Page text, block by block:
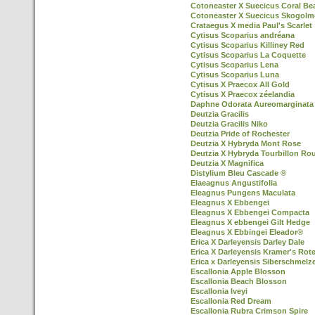
Cotoneaster X Suecicus Coral
Cotoneaster X Suecicus
Crataegus X media Paul's Scarlet
Cytisus Scoparius andréana
Cytisus Scoparius Killiney Red
Cytisus Scoparius La Coquette
Cytisus Scoparius Lena
Cytisus Scoparius Luna
Cytisus X Praecox All Gold
Cytisus X Praecox zéelandia
Daphne Odorata Aureomarginata
Deutzia Gracilis
Deutzia Gracilis Niko
Deutzia Pride of Rochester
Deutzia X Hybryda Mont Rose
Deutzia X Hybryda Tourbillon
Deutzia X Magnifica
Distylium Bleu Cascade ®
Elaeagnus Angustifolia
Eleagnus Pungens Maculata
Eleagnus X Ebbengei
Eleagnus X Ebbengei Compacta
Eleagnus X ebbengei Gilt Hedge
Eleagnus X Ebbingei Eleador®
Erica X Darleyensis Darley Dale
Erica X Darleyensis Kramer's Rote
Erica x Darleyensis
Escallonia Apple Blosson
Escallonia Beach Blosson
Escallonia Iveyi
Escallonia Red Dream
Escallonia Rubra Crimson Spire